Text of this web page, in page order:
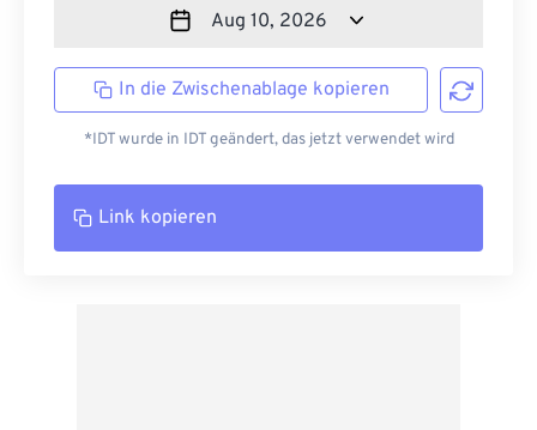
In die Zwischenablage kopieren
*IDT wurde in IDT geändert, das jetzt verwendet wird
Link kopieren